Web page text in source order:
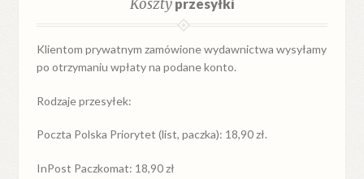
Koszty
Klientom prywatnym zamówione wydawnictwa wysyłamy
po otrzymaniu wpłaty na podane konto.
Rodzaje przesyłek:
Poczta Polska Priorytet (list, paczka): 18,90 zł.
InPost Paczkomat: 18,90 zł